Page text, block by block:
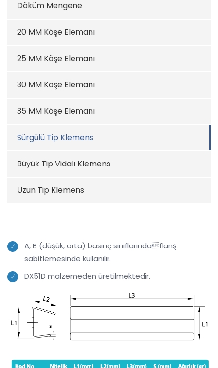
Döküm Mengene
20 MM Köşe Elemanı
25 MM Köşe Elemanı
30 MM Köşe Elemanı
35 MM Köşe Elemanı
Sürgülü Tip Klemens
Büyük Tip Vidalı Klemens
Uzun Tip Klemens
A, B (düşük, orta) basınç sınıflarındaflanş
sabitlemesinde kullanılır.
DX51D malzemeden üretilmektedir.